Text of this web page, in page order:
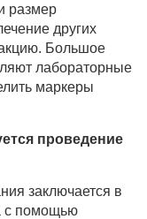
размер
других
Большое
лабораторные
маркеры
проведение
заключается в
с помощью